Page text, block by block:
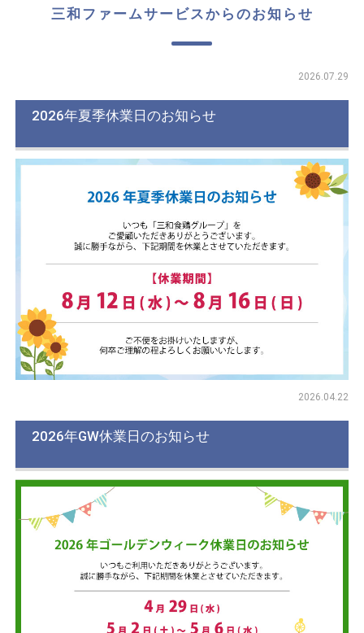
三和ファームサービスからのお知らせ
2026.07.29
2026年夏季休業日のお知らせ
2026.04.22
2026年GW休業日のお知らせ